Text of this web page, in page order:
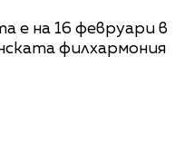
е на 16 февруари в
филхармония